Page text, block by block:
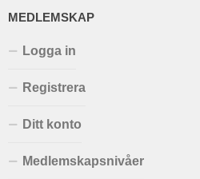
MEDLEMSKAP
Logga in
Registrera
Ditt konto
Medlemskapsnivåer